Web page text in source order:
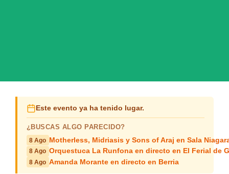
Este evento ya ha tenido lugar.
¿BUSCAS ALGO PARECIDO?
8 Ago Motherless, Midriasis y Sons of Araj en Sala
8 Ago Orquestuca La Runfona en directo en El Ferial de
8 Ago Amanda Morante en directo en Berria